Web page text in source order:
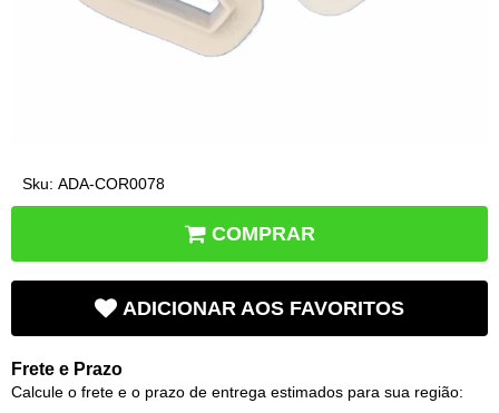
Sku: ADA-COR0078
COMPRAR
ADICIONAR AOS FAVORITOS
Frete e Prazo
Calcule o frete e o prazo de entrega estimados para sua região: